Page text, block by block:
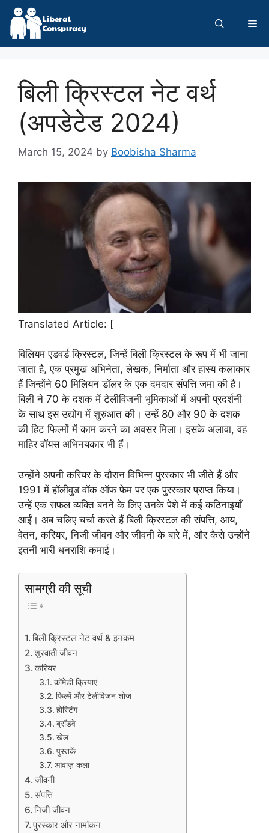
Skip
content
बिली क्रिस्टल नेट वर्थ
(अपडेटेड 2024)
March 15, 2024 by Boobisha Sharma
Translated Article: [
विलियम एडवर्ड क्रिस्टल, जिन्हें बिली क्रिस्टल के रूप में भी जाना
जाता है, एक प्रमुख अभिनेता, लेखक, निर्माता और हास्य कलाकार
हैं जिन्होंने 60 मिलियन डॉलर के एक दमदार संपत्ति जमा की है।
बिली ने 70 के दशक में टेलीविजनी भूमिकाओं में अपनी प्रदर्शनी
के साथ इस उद्योग में शुरुआत की। उन्हें 80 और 90 के दशक
की हिट फिल्मों में काम करने का अवसर मिला। इसके अलावा, वह
माहिर वॉयस अभिनयकार भी हैं।
उन्होंने अपनी करियर के दौरान विभिन्न पुरस्कार भी जीते हैं और
1991 में हॉलीवुड वॉक ऑफ फेम पर एक पुरस्कार प्राप्त किया।
उन्हें एक सफल व्यक्ति बनने के लिए उनके पेशे में कई कठिनाइयाँ
आईं। अब चलिए चर्चा करते हैं बिली क्रिस्टल की संपत्ति, आय,
वेतन, करियर, निजी जीवन और जीवनी के बारे में, और कैसे उन्होंने
इतनी भारी धनराशि कमाई।
सामग्री की सूची
बिली क्रिस्टल नेट वर्थ & इनकम
शूरवाती जीवन
करियर
कॉमेडी क्रियाएं
फिल्में और टेलीविजन शोज
होस्टिंग
ब्रॉडवे
खेल
पुस्तकें
आवाज़ कला
जीवनी
संपत्ति
निजी जीवन
पुरस्कार और नामांकन